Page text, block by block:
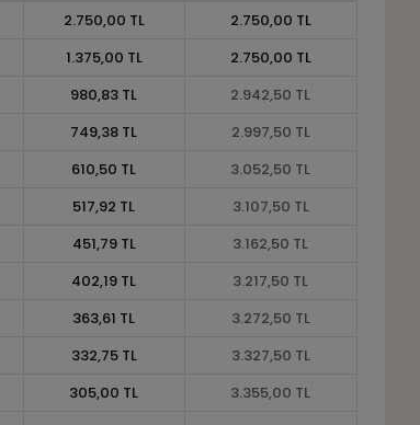
2.750,00 TL
2.750,00 TL
1.375,00 TL
2.750,00 TL
980,83 TL
2.942,50 TL
749,38 TL
2.997,50 TL
610,50 TL
3.052,50 TL
517,92 TL
3.107,50 TL
451,79 TL
3.162,50 TL
402,19 TL
3.217,50 TL
363,61 TL
3.272,50 TL
332,75 TL
3.327,50 TL
305,00 TL
3.355,00 TL